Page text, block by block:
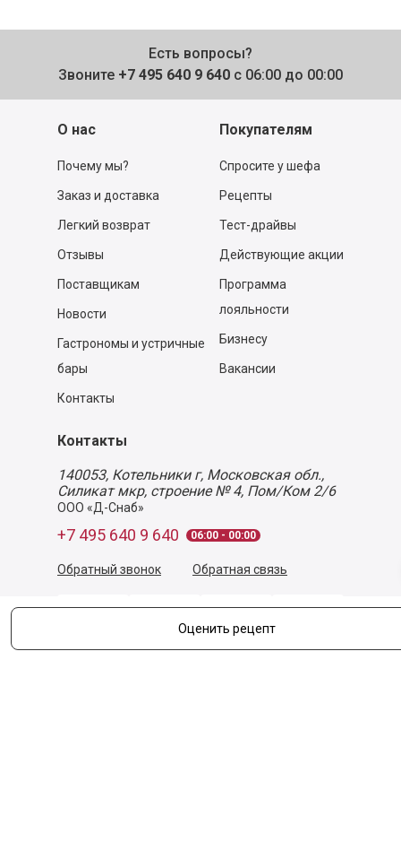
Оценить рецепт
Есть вопросы?
Звоните +7 495 640 9 640 с 06:00 до 00:00
О нас
Почему мы?
Заказ и доставка
Легкий возврат
Отзывы
Поставщикам
Новости
Гастрономы и устричные
бары
Контакты
Покупателям
Спросите у шефа
Рецепты
Тест-драйвы
Действующие акции
Программа
лояльности
Бизнесу
Вакансии
Контакты
140053, Котельники г, Московская обл.,
Силикат мкр, строение № 4, Пом/Ком 2/6
ООО «Д-Снаб»
+7 495 640 9 640 06:00 - 00:00
Обратный звонок Обратная связь